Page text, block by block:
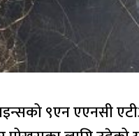
९एन एएनसी